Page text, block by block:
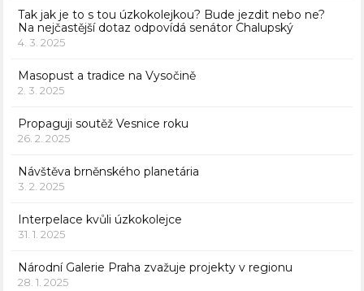
Tak jak je to s tou úzkokolejkou? Bude jezdit nebo ne?
Na nejčastější dotaz odpovídá senátor Chalupský
4. 3. 2025
Masopust a tradice na Vysočině
2. 3. 2025
Propaguji soutěž Vesnice roku
26. 2. 2025
Návštěva brněnského planetária
3. 2. 2025
Interpelace kvůli úzkokolejce
31. 1. 2025
Národní Galerie Praha zvažuje projekty v regionu
28. 1. 2025